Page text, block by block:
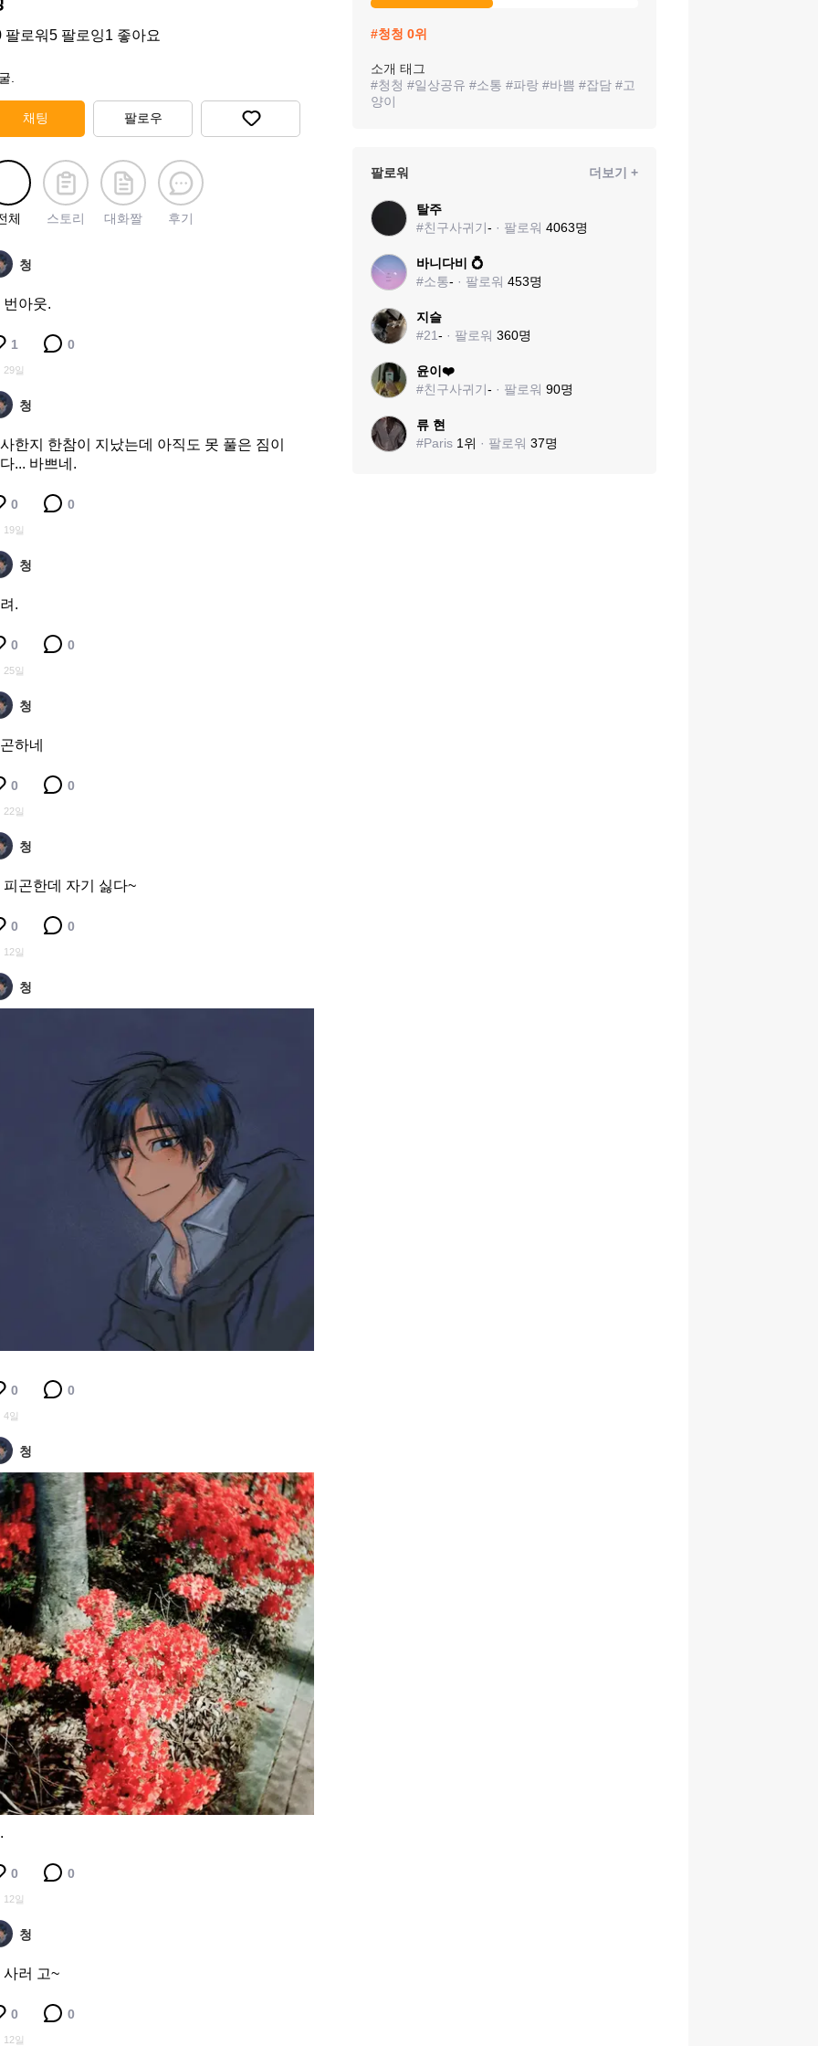
팔로워5 팔로잉1 좋아요
.
채팅 팔로우
체 스토리 대화짤 후기
청
번아웃.
1 0
29일
청
한지 한참이 지났는데 아직도 못 풀은 짐이
... 바쁘네.
0 0
19일
청
.
0 0
25일
청
하네
0 0
22일
청
피곤한데 자기 싫다~
0 0
12일
청
0 0
4일
청
0 0
12일
청
사러 고~
0 0
12일
#청청 0위
소개 태그
#청청 #일상공유 #소통 #파랑 #바쁨 #잡담 #고
양이
팔로워 더보기 +
탈주
#친구사귀기- · 팔로워 4063명
바니다비 💍
#소통- · 팔로워 453명
지슬
#21- · 팔로워 360명
윤이❤️
#친구사귀기- · 팔로워 90명
류 현
#Paris 1 위 · 팔로워 37명